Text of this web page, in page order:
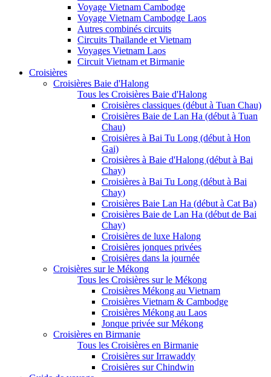
Voyage Vietnam Cambodge
Voyage Vietnam Cambodge Laos
Autres combinés circuits
Circuits Thaïlande et Vietnam
Voyages Vietnam Laos
Circuit Vietnam et Birmanie
Croisières
Croisières Baie d'Halong
Tous les Croisières Baie d'Halong
Croisières classiques (début à Tuan Chau)
Croisières Baie de Lan Ha (début à Tuan
Chau)
Croisières à Bai Tu Long (début à Hon
Gai)
Croisières à Baie d'Halong (début à Bai
Chay)
Croisières à Bai Tu Long (début à Bai
Chay)
Croisières Baie Lan Ha (début à Cat Ba)
Croisières Baie de Lan Ha (début de Bai
Chay)
Croisières de luxe Halong
Croisières jonques privées
Croisières dans la journée
Croisières sur le Mékong
Tous les Croisières sur le Mékong
Croisières Mékong au Vietnam
Croisières Vietnam & Cambodge
Croisières Mékong au Laos
Jonque privée sur Mékong
Croisières en Birmanie
Tous les Croisières en Birmanie
Croisières sur Irrawaddy
Croisières sur Chindwin